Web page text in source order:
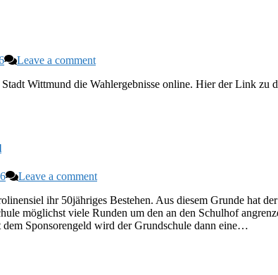
Leave a comment
Wittmund die Wahlergebnisse online. Hier der Link
Leave a comment
ihr 50jähriges Bestehen. Aus diesem Grunde hat
möglichst viele Runden um den an den Schulhof
Sponsorengeld wird der Grundschule dann eine…